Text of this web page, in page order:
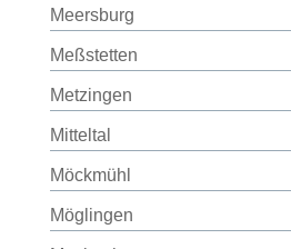
Meersburg
Meßstetten
Metzingen
Mitteltal
Möckmühl
Möglingen